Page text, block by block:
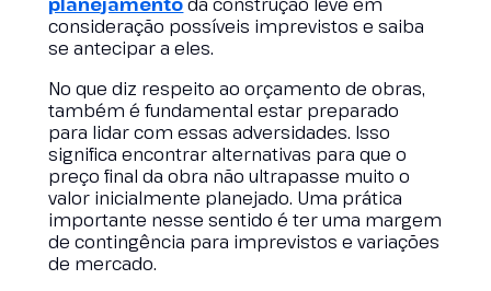
consideração possíveis imprevistos e saiba
se antecipar a eles.
No que diz respeito ao orçamento de obras,
também é fundamental estar preparado
para lidar com essas adversidades. Isso
significa encontrar alternativas para que o
preço final da obra não ultrapasse muito o
valor inicialmente planejado. Uma prática
importante nesse sentido é ter uma margem
de contingência para imprevistos e variações
de mercado.